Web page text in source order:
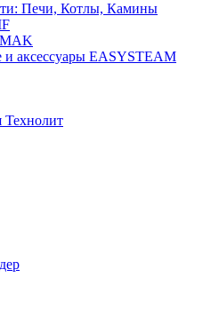
Печи, Котлы, Камины
и аксессуары EASYSTEAM
Технолит